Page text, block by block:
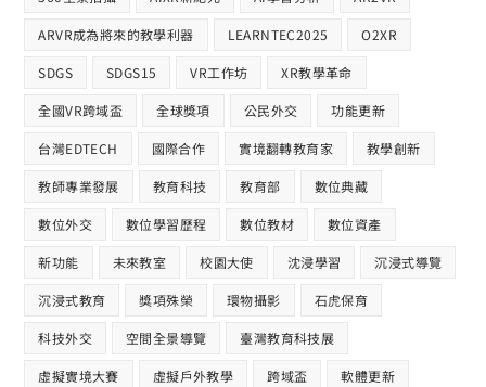
ARVR成為將來的教學利器 LEARNTEC2025 O2XR
SDGS SDGS15 VR工作坊 XR教學革命
全國VR跨域盃 全球獎項 公民外交 功能更新
台灣EDTECH 國際合作​ 實境翻轉教育家 教學創新
教師專業發展 教育科技 教育部 數位典藏
數位外交 數位學習歷程 數位教材 數位資產
新功能 未來教室 校園大使 沈浸學習 沉浸式導覽
沉浸式教育 獎項殊榮 環物攝影 石虎保育
科技外交 空間全景導覽 臺灣教育科技展
虛擬實境大賽 虛擬戶外教學 跨域盃 軟體更新